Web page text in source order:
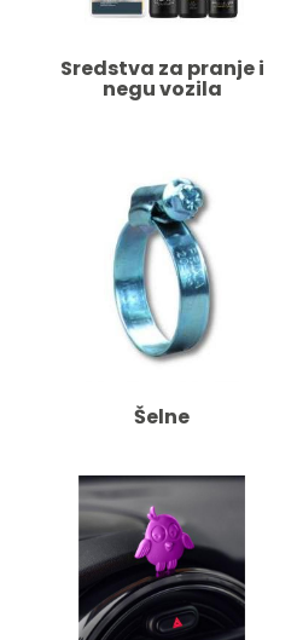
Sredstva za pranje i
negu vozila
Šelne